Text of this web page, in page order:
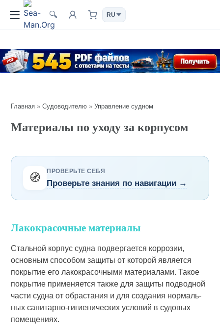
🔍
Главная »Судоводителю »Управление судном
Материалы по уходу за корпусом
🧭 ПРОВЕРЬТЕ СЕБЯ
Проверьте знания по навигации →
Лакокрасочные материалы
Сталь­ной корпус судна подвергается кор­розии,
основным способом защиты от которой является
покрытие его лако­красочными материалами. Такое
по­крытие применяется также для защиты подводной
части судна от об­растания и для создания нормаль­
ных санитарно-гигиенических усло­вий в судовых
помещениях.